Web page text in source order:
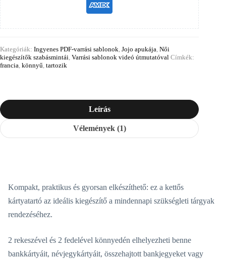
Kategóriák: Ingyenes PDF-varrási sablonok Jojo apukája Női
kiegészítők szabásmintái Varrási sablonok videó útmutatóval Címkék:
francia könnyű tartozik
Leírás
Vélemények (1)
Kompakt, praktikus és gyorsan elkészíthető: ez a kettős
kártyatartó az ideális kiegészítő a mindennapi szükségleti tárgyak
rendezéséhez.
2 rekeszével és 2 fedelével könnyedén elhelyezheti benne
bankkártyáit, névjegykártyáit, összehajtott bankjegyeket vagy